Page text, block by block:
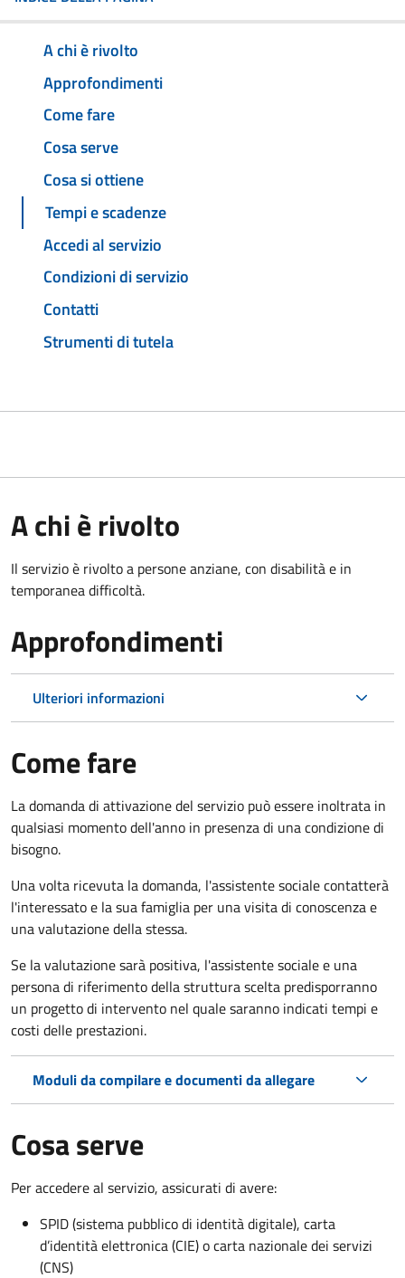
A chi è rivolto
Approfondimenti
Come fare
Cosa serve
Cosa si ottiene
Tempi e scadenze
Accedi al servizio
Condizioni di servizio
Contatti
Strumenti di tutela
A chi è rivolto
Il servizio è rivolto a persone anziane, con disabilità e in
temporanea difficoltà.
Approfondimenti
Ulteriori informazioni
Come fare
La domanda di attivazione del servizio può essere inoltrata in
qualsiasi momento dell'anno in presenza di una condizione di
bisogno.
Una volta ricevuta la domanda, l'assistente sociale contatterà
l'interessato e la sua famiglia per una visita di conoscenza e
una valutazione della stessa.
Se la valutazione sarà positiva, l'assistente sociale e una
persona di riferimento della struttura scelta predisporranno
un progetto di intervento nel quale saranno indicati tempi e
costi delle prestazioni.
Moduli da compilare e documenti da allegare
Cosa serve
Per accedere al servizio, assicurati di avere:
SPID (sistema pubblico di identità digitale), carta
d’identità elettronica (CIE) o carta nazionale dei servizi
(CNS)